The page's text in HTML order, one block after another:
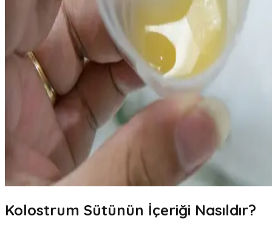
Kolostrum Sütünün İçeriği Nasıldır?